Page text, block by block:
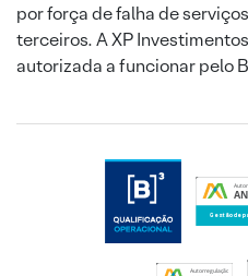
por força de falha de
terceiros. A XP
autorizada a funcionar pelo